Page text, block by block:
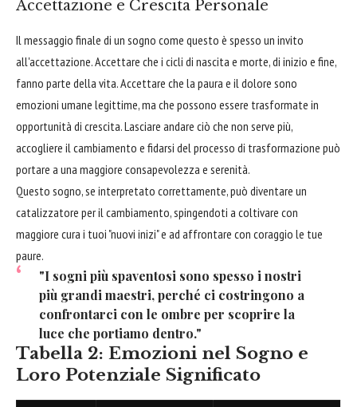
Accettazione e Crescita Personale
Il messaggio finale di un sogno come questo è spesso un invito
all'accettazione. Accettare che i cicli di nascita e morte, di inizio e fine,
fanno parte della vita. Accettare che la paura e il dolore sono
emozioni umane legittime, ma che possono essere trasformate in
opportunità di crescita. Lasciare andare ciò che non serve più,
accogliere il cambiamento e fidarsi del processo di trasformazione può
portare a una maggiore consapevolezza e serenità.
Questo sogno, se interpretato correttamente, può diventare un
catalizzatore per il cambiamento, spingendoti a coltivare con
maggiore cura i tuoi "nuovi inizi" e ad affrontare con coraggio le tue
paure.
"I sogni più spaventosi sono spesso i nostri
più grandi maestri, perché ci costringono a
confrontarci con le ombre per scoprire la
luce che portiamo dentro."
Tabella 2: Emozioni nel Sogno e
Loro Potenziale Significato